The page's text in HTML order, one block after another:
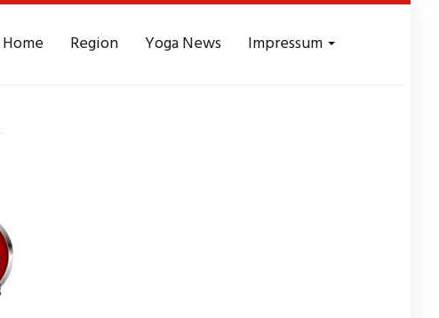
Home Region Yoga News Impressum